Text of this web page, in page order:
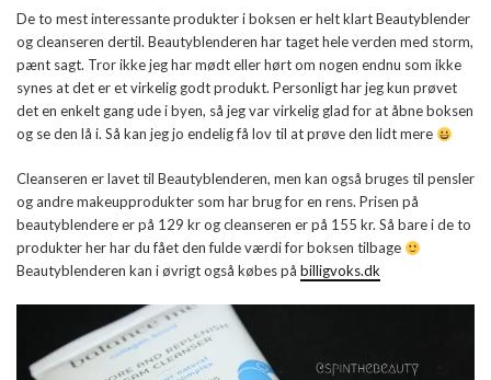
De to mest interessante produkter i boksen er helt klart Beautyblender
og cleanseren dertil. Beautyblenderen har taget hele verden med storm,
pænt sagt. Tror ikke jeg har mødt eller hørt om nogen endnu som ikke
synes at det er et virkelig godt produkt. Personligt har jeg kun prøvet
det en enkelt gang ude i byen, så jeg var virkelig glad for at åbne boksen
og se den lå i. Så kan jeg jo endelig få lov til at prøve den lidt mere
Cleanseren er lavet til Beautyblenderen, men kan også bruges til pensler
og andre makeupprodukter som har brug for en rens. Prisen på
beautyblendere er på 129 kr og cleanseren er på 155 kr. Så bare i de to
produkter her har du fået den fulde værdi for boksen tilbage
Beautyblenderen kan i øvrigt også købes på billigvoks.dk